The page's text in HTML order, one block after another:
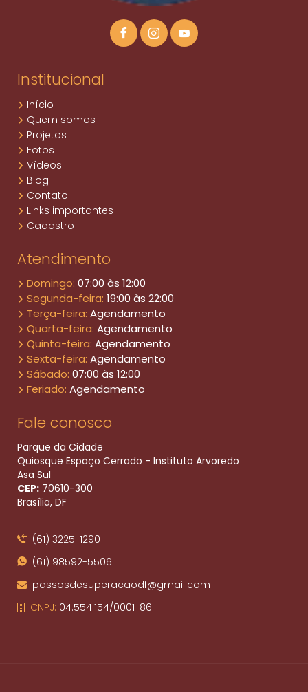
Institucional
Início
Quem somos
Projetos
Fotos
Vídeos
Blog
Contato
Links importantes
Cadastro
Atendimento
Domingo: 07:00 às 12:00
Segunda-feira: 19:00 às 22:00
Terça-feira: Agendamento
Quarta-feira: Agendamento
Quinta-feira: Agendamento
Sexta-feira: Agendamento
Sábado: 07:00 às 12:00
Feriado: Agendamento
Fale conosco
Parque da Cidade
Quiosque Espaço Cerrado - Instituto Arvoredo
Asa Sul
CEP: 70610​-300
Brasília, DF
(61) 3225-1290
(61) 98592-5506
passosdesuperacaodf@gmail.com
CNPJ: 04.554.154/0001-86